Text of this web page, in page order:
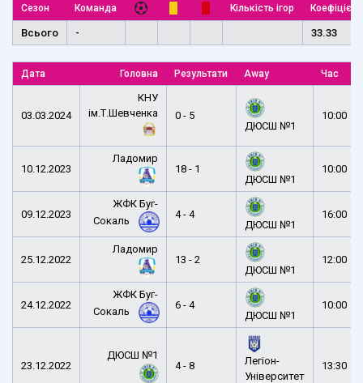
Сезон Команда Кількість ігор
Всього - 33.33
Дата Головна Результати Away Час
03.03.2024
КНУ
ім.Т.Шевченка
0 - 5
ДЮСШ №1
10:00
10.12.2023
Ладомир
18 - 1
ДЮСШ №1
10:00
09.12.2023
ЖФК Буг-
Сокаль
4 - 4
ДЮСШ №1
16:00
25.12.2022
Ладомир
13 - 2
ДЮСШ №1
12:00
24.12.2022
ЖФК Буг-
Сокаль
6 - 4
ДЮСШ №1
10:00
23.12.2022
ДЮСШ №1
4 - 8
Легіон-
Університет
13:30